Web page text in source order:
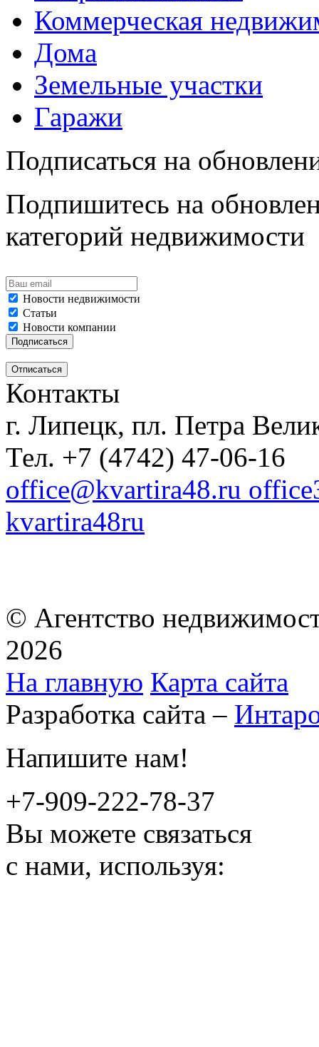
Коммерческая
Дома
Земельные участки
Гаражи
Подписаться на
Подпишитесь на
категорий недвижимости
Новости недвижимости
Статьи
Новости компании
Контакты
г. Липецк, пл. Петра
Тел. +7 (4742) 47-06-16
office@kvartira48.ru
kvartira48ru
© Агентство
2026
На главную Карта сайта
Разработка сайта –
Напишите нам!
+7-909-222-78-37
Вы можете связаться
с нами, используя: